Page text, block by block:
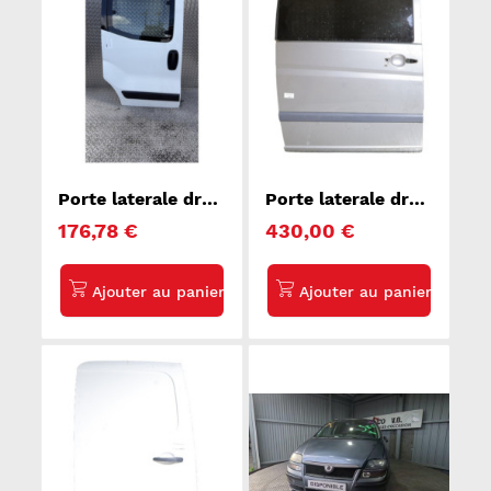
Porte laterale droit
176,78 €
Porte laterale droit
639
430,00 €